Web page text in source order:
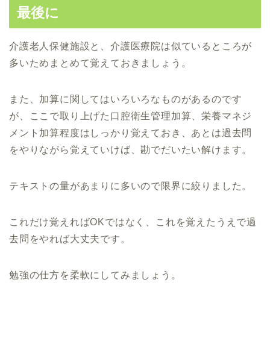
最後に
介護老人保健施設と、介護医療院は似ているところが
多いためまとめて覚えておきましょう。
また、加算に関してはいろいろなものがあるのです
が、ここで取り上げた口腔衛生管理加算、栄養マネジ
メント加算程度はしっかり覚えておき、あとは過去問
をやりながら覚えていけば、勘でだいたい解けます。
テキストの量があまりに多いので限界に絞りました。
これだけ覚えればOKではなく、これを覚えたうえで過
去問をやれば大丈夫です。
勉強の仕方を柔軟にしてみましょう。